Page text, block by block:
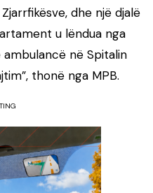
dhe një djalë
u lëndua nga
në Spitalin
thonë nga MPB.